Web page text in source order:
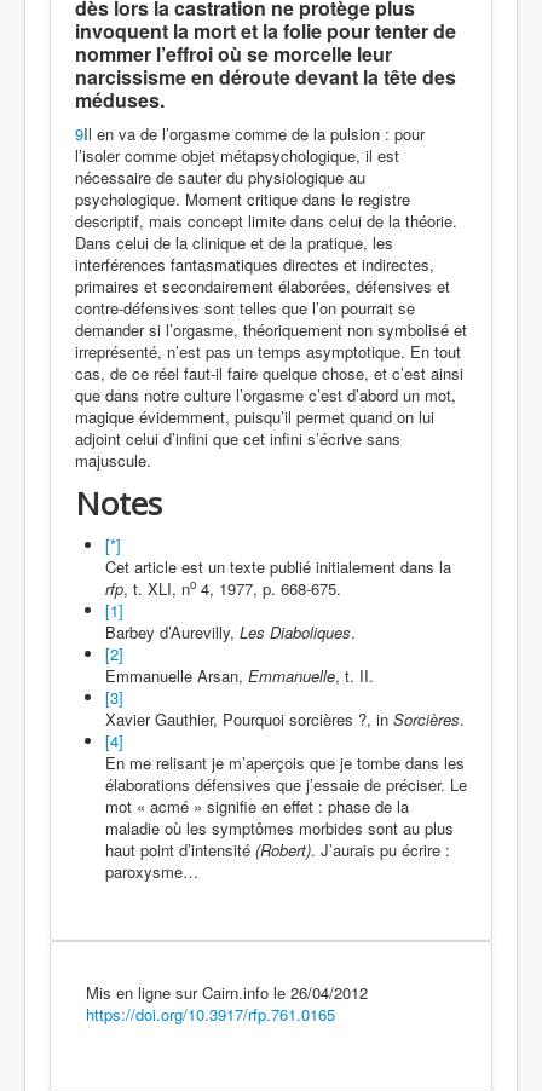
dès lors la castration ne protège plus
invoquent la mort et la folie pour tenter de
nommer l’effroi où se morcelle leur
narcissisme en déroute devant la tête des
méduses.
9Il en va de l’orgasme comme de la pulsion : pour
l’isoler comme objet métapsychologique, il est
nécessaire de sauter du physiologique au
psychologique. Moment critique dans le registre
descriptif, mais concept limite dans celui de la théorie.
Dans celui de la clinique et de la pratique, les
interférences fantasmatiques directes et indirectes,
primaires et secondairement élaborées, défensives et
contre-défensives sont telles que l’on pourrait se
demander si l’orgasme, théoriquement non symbolisé et
irreprésenté, n’est pas un temps asymptotique. En tout
cas, de ce réel faut-il faire quelque chose, et c’est ainsi
que dans notre culture l’orgasme c’est d’abord un mot,
magique évidemment, puisqu’il permet quand on lui
adjoint celui d’infini que cet infini s’écrive sans
majuscule.
Notes
[*]
Cet article est un texte publié initialement dans la
rfp, t. XLI, no 4, 1977, p. 668-675.
[1]
Barbey d’Aurevilly, Les Diaboliques.
[2]
Emmanuelle Arsan, Emmanuelle, t. II.
[3]
Xavier Gauthier, Pourquoi sorcières ?, in Sorcières.
[4]
En me relisant je m’aperçois que je tombe dans les
élaborations défensives que j’essaie de préciser. Le
mot « acmé » signifie en effet : phase de la
maladie où les symptômes morbides sont au plus
haut point d’intensité (Robert). J’aurais pu écrire :
paroxysme…
Mis en ligne sur Cairn.info le 26/04/2012
https://doi.org/10.3917/rfp.761.0165